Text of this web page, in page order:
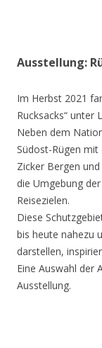
Ausstellung:
Im Herbst 2021
Rucksacks“ unter
Neben dem
Südost-Rügen mit
Zicker Bergen
die Umgebung
Reisezielen.
Diese
bis heute nahezu
darstellen,
Eine Auswahl der
Ausstellung.